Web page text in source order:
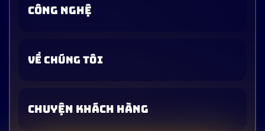
CÔNG NGHỆ
VỀ CHÚNG TÔI
CHUYỆN KHÁCH HÀNG